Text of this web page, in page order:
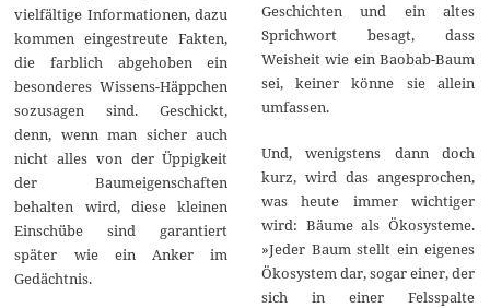
vielfältige Informationen, dazu
kommen eingestreute Fakten,
die farblich abgehoben ein
besonderes Wissens-Häppchen
sozusagen sind. Geschickt,
denn, wenn man sicher auch
nicht alles von der Üppigkeit
der Baumeigenschaften
behalten wird, diese kleinen
Einschübe sind garantiert
später wie ein Anker im
Gedächtnis.
Geschichten und ein altes
Sprichwort besagt, dass
Weisheit wie ein Baobab-Baum
sei, keiner könne sie allein
umfassen.
Und, wenigstens dann doch
kurz, wird das angesprochen,
was heute immer wichtiger
wird: Bäume als Ökosysteme.
»Jeder Baum stellt ein eigenes
Ökosystem dar, sogar einer, der
sich in einer Felsspalte